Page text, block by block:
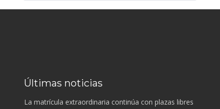
Últimas noticias
La matrícula extraordinaria continúa con plazas libres